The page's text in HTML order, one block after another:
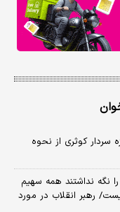
سردار کوثری از نحوه
نگه نداشتند همه سهیم
رهبر انقلاب در مورد